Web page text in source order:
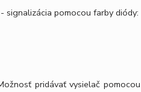
signalizácia pomocou farby diódy:
pridávať vysielač